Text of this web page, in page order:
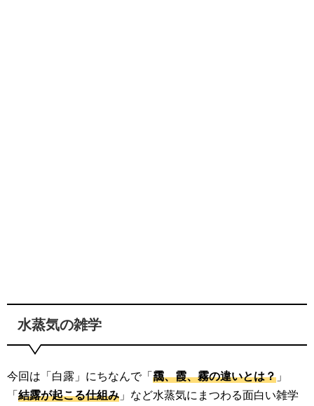
水蒸気の雑学
今回は「白露」にちなんで「靄、霞、霧の違いとは？ 」
「結露が起こる仕組み 」など水蒸気にまつわる面白い雑学